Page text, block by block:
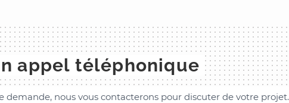
appel téléphonique
demande, nous vous contacterons pour discuter de votre